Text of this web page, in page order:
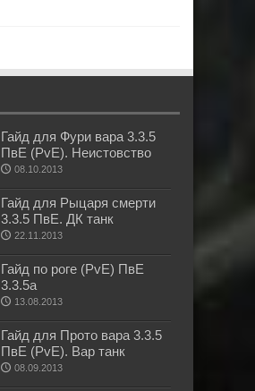
Гайд для Фури вара 3.3.5
ПвЕ (PvE). Неистовство
08.10.2013
Гайд для Рыцаря смерти
3.3.5 ПвЕ. ДК танк
22.11.2013
Гайд по роге (PvE) ПвЕ
3.3.5а
13.08.2013
Гайд для Прото вара 3.3.5
ПвЕ (PvE). Вар танк
08.09.2013